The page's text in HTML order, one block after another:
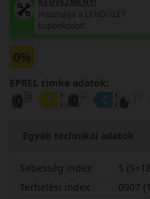
Használja a LENDÜLET
kuponkódot!
0%
EPREL cimke adatok:
Egyéb technikai adatok
Sebesség index
S
Terhelési index
0907